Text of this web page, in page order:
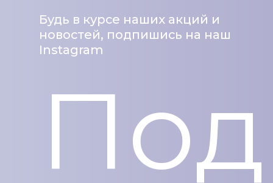
Будь в курсе наших акций и
новостей, подпишись на наш
Instagram